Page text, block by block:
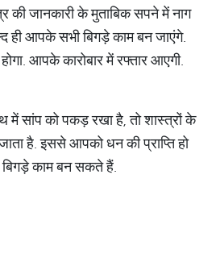
की जानकारी के मुताबिक सपने में नाग
ही आपके सभी बिगड़े काम बन जाएंगे.
आपके कारोबार में रफ्तार आएगी.
सांप को पकड़ रखा है, तो शास्त्रों के
है. इससे आपको धन की प्राप्ति हो
काम बन सकते हैं.